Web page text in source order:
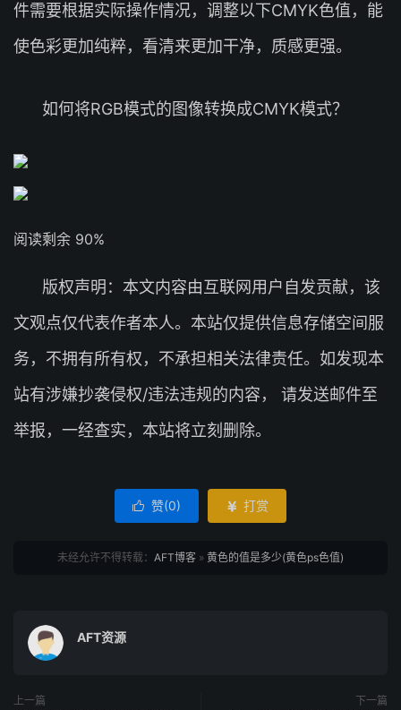
件需要根据实际操作情况，调整以下CMYK色值，能
使色彩更加纯粹，看清来更加干净，质感更强。
如何将RGB模式的图像转换成CMYK模式？
阅读剩余 90%
版权声明：本文内容由互联网用户自发贡献，该
文观点仅代表作者本人。本站仅提供信息存储空间服
务，不拥有所有权，不承担相关法律责任。如发现本
站有涉嫌抄袭侵权/违法违规的内容， 请发送邮件至
举报，一经查实，本站将立刻删除。
 赞(0)  打赏
未经允许不得转载： AFT博客 » 黄色的值是多少(黄色ps色值)
AFT资源
上一篇 下一篇